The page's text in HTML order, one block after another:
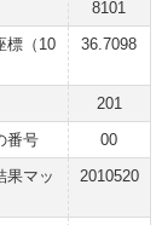
8101
標（10
36.7098
201
番号
00
果マッ
2010520